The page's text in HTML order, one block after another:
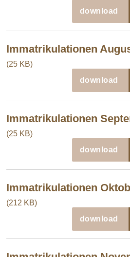
download
Immatrikulationen
(25 KB)
download
Immatrikulationen
(25 KB)
download
Immatrikulationen
(212 KB)
download